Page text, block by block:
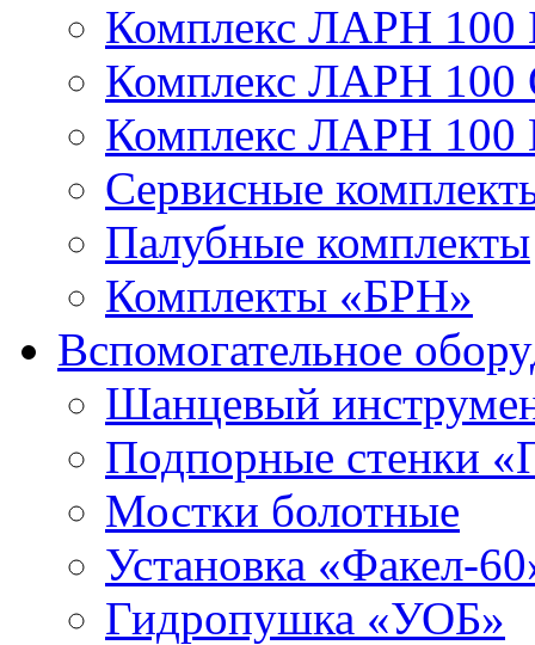
Комплекс ЛАРН 100
Комплекс ЛАРН 100
Комплекс ЛАРН 100
Сервисные
Палубные комплекты
Комплекты «БРН»
Вспомогательное
Шанцевый
Подпорные стенки
Мостки болотные
Установка «Факел-
Гидропушка «УОБ»